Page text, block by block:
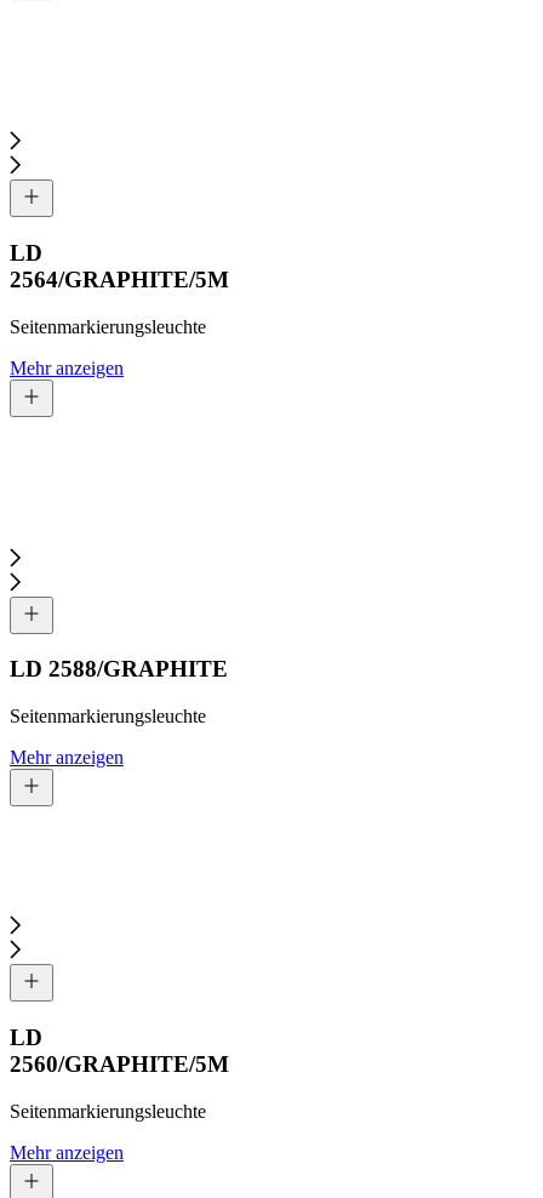
LD
2564/GRAPHITE/5M
Seitenmarkierungsleuchte
Mehr anzeigen
LD 2588/GRAPHITE
Seitenmarkierungsleuchte
Mehr anzeigen
LD
2560/GRAPHITE/5M
Seitenmarkierungsleuchte
Mehr anzeigen